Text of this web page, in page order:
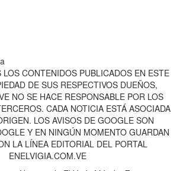
CONTENIDOS PUBLICADOS EN ESTE
DE SUS RESPECTIVOS DUEÑOS,
NO SE HACE RESPONSABLE POR LOS
CADA NOTICIA ESTÁ ASOCIADA
LOS AVISOS DE GOOGLE SON
Y EN NINGÚN MOMENTO GUARDAN
LA LÍNEA EDITORIAL DEL PORTAL
ENELVIGIA.COM.VE